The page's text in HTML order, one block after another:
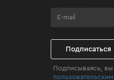
Подписаться
Подписываясь, вы